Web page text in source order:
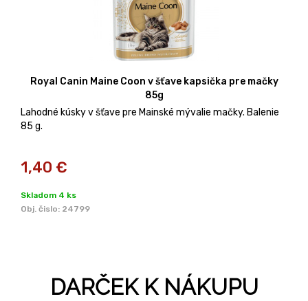
Royal Canin Maine Coon v šťave kapsička pre mačky
85g
Lahodné kúsky v šťave pre Mainské mývalie mačky. Balenie
85 g.
1,40 €
Skladom 4 ks
Obj. čislo: 24799
DARČEK K NÁKUPU